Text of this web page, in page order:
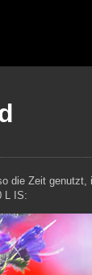
die Zeit
L IS: